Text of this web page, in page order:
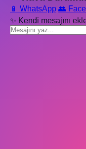
📱 WhatsApp 👥
✨ Kendi mesajını